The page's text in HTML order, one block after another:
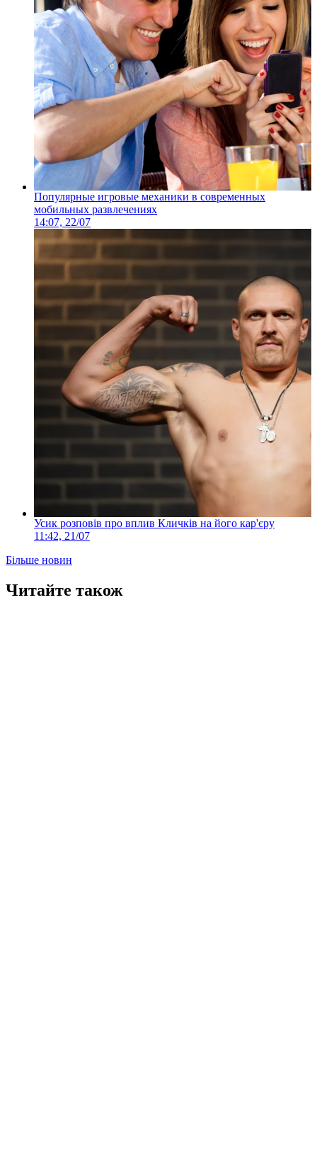
Популярные игровые механики в современных
мобильных развлечениях
14:07, 22/07
Усик розповів про вплив Кличків на його кар'єру
11:42, 21/07
Більше новин
Читайте також